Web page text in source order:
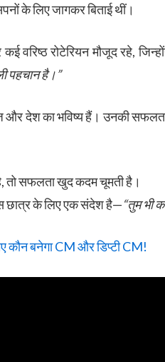
के लिए जागकर बिताई थीं।
रोटेरियन मौजूद रहे,
पहचान है।”
और देश का भविष्य हैं। उनकी
तो सफलता खुद कदम चूमती है।
छात्र के लिए एक संदेश है—“तुम भी
कौन बनेगा CM और डिप्टी CM!